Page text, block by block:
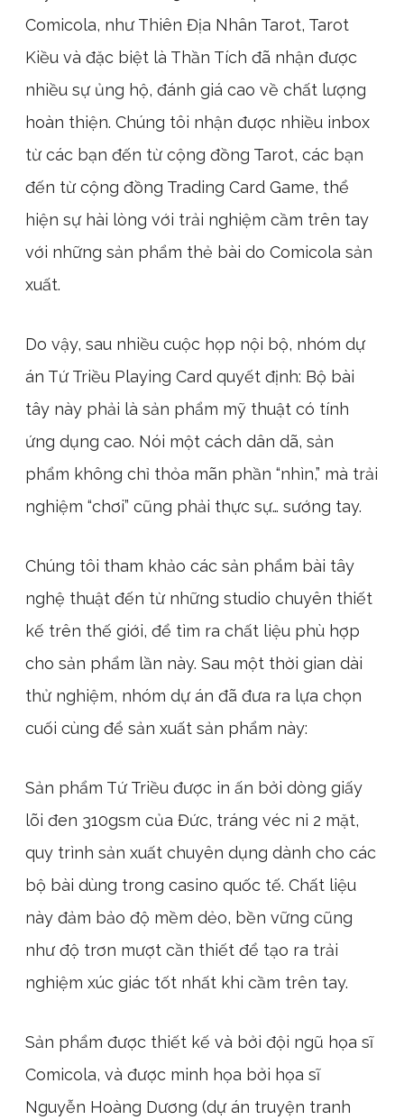
Comicola, như Thiên Địa Nhân Tarot, Tarot
Kiều và đặc biệt là Thần Tích đã nhận được
nhiều sự ủng hộ, đánh giá cao về chất lượng
hoàn thiện. Chúng tôi nhận được nhiều inbox
từ các bạn đến từ cộng đồng Tarot, các bạn
đến từ cộng đồng Trading Card Game, thể
hiện sự hài lòng với trải nghiệm cầm trên tay
với những sản phẩm thẻ bài do Comicola sản
xuất.
Do vậy, sau nhiều cuộc họp nội bộ, nhóm dự
án Tứ Triều Playing Card quyết định: Bộ bài
tây này phải là sản phẩm mỹ thuật có tính
ứng dụng cao. Nói một cách dân dã, sản
phẩm không chỉ thỏa mãn phần “nhìn,” mà trải
nghiệm “chơi” cũng phải thực sự… sướng tay.
Chúng tôi tham khảo các sản phẩm bài tây
nghệ thuật đến từ những studio chuyên thiết
kế trên thế giới, để tìm ra chất liệu phù hợp
cho sản phẩm lần này. Sau một thời gian dài
thử nghiệm, nhóm dự án đã đưa ra lựa chọn
cuối cùng để sản xuất sản phẩm này:
Sản phẩm Tứ Triều được in ấn bởi dòng giấy
lõi đen 310gsm của Đức, tráng véc ni 2 mặt,
quy trình sản xuất chuyên dụng dành cho các
bộ bài dùng trong casino quốc tế. Chất liệu
này đảm bảo độ mềm dẻo, bền vững cũng
như độ trơn mượt cần thiết để tạo ra trải
nghiệm xúc giác tốt nhất khi cầm trên tay.
Sản phẩm được thiết kế và bởi đội ngũ họa sĩ
Comicola, và được minh họa bởi họa sĩ
Nguyễn Hoàng Dương (dự án truyện tranh